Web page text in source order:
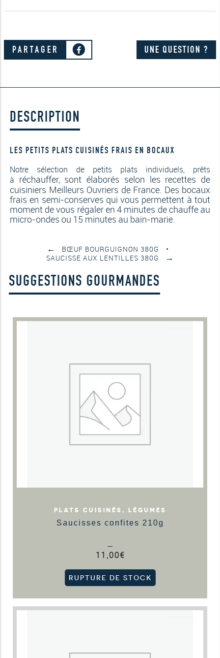
PARTAGER UNE QUESTION ?
DESCRIPTION
LES PETITS PLATS CUISINÉS FRAIS EN BOCAUX
Notre sélection de petits plats individuels, prêts
à réchauffer, sont élaborés selon les recettes de
cuisiniers Meilleurs Ouvriers de France. Des bocaux
frais en semi-conserves qui vous permettent à tout
moment de vous régaler en 4 minutes de chauffe au
micro-ondes ou 15 minutes au bain-marie.
SAUCISSE AUX LENTILLES 380G →
← BŒUF BOURGUIGNON 380G
SUGGESTIONS GOURMANDES
PLATS CUISINÉS, LÉGUMES
Saucisses confites 210g
11,00€
RUPTURE DE STOCK